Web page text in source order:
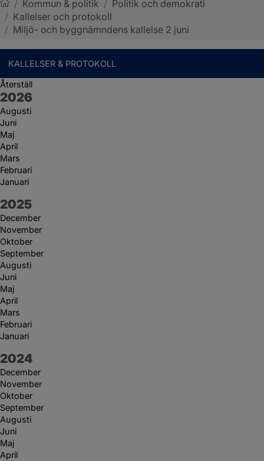
Sotenäs kommun
/ Kommun & politik / Politik och demokrati
/ Kallelser och protokoll
/ Miljö- och byggnämndens kallelse 2 juni
KALLELSER & PROTOKOLL
Återställ
År:
2026
Augusti
Juni
Maj
April
Mars
Februari
Januari
År:
2025
December
November
Oktober
September
Augusti
Juni
Maj
April
Mars
Februari
Januari
År:
2024
December
November
Oktober
September
Augusti
Juni
Maj
April